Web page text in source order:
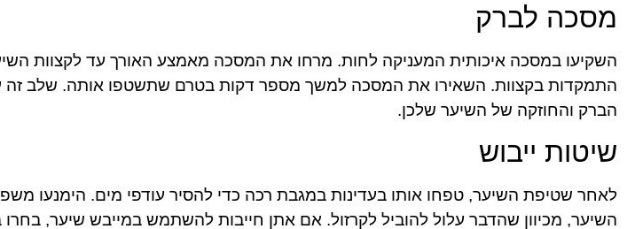
מסכה לברק
השקיעו במסכה איכותית המעניקה לחות. מרחו את המסכה מאמצע האורך עד לקצוות
התמקדות בקצוות. השאירו את המסכה למשך מספר דקות בטרם שתשטפו אותה. שלב זה
הברק והחוזקה של השיער שלכן.
שיטות ייבוש
לאחר שטיפת השיער, טפחו אותו בעדינות במגבת רכה כדי להסיר עודפי מים. הימנעו
השיער, מכיוון שהדבר עלול להוביל לקרזול. אם אתן חייבות להשתמש במייבש שיער,